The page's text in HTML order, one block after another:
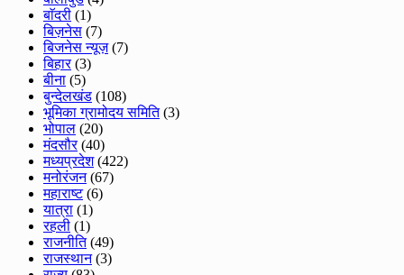
बाॅदरी (1)
बिज़नेस (7)
बिजनेस न्यूज़(7)
बिहार(3)
बीना (5)
बुन्देलखंड (108)
भूमिका ग्रामोदय समिति(3)
भोपाल (20)
मंदसौर(40)
मध्यप्रदेश(422)
मनोरंजन(67)
महाराष्ट(6)
यात्रा (1)
रहली (1)
राजनीति(49)
राजस्थान(3)